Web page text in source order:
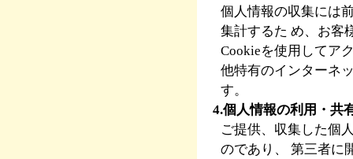
個人情報の収集には
集計するた め、お客
Cookieを使用してア
他特有のインターネ
す。
4.個人情報の利用・共
ご提供、収集した個
のであり、 第三者に